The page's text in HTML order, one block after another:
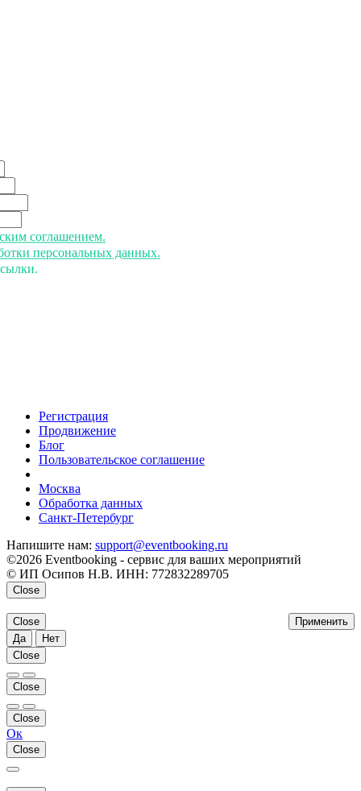
соглашением.
персональных данных.
Регистрация
Продвижение
Блог
Пользовательское соглашение
Москва
Обработка данных
Санкт-Петербург
Напишите нам: support@eventbooking.ru
©2026 Eventbooking - сервис для ваших мероприятий
© ИП Осипов Н.В. ИНН: 772832289705
Close
Применить
Close
Да
Нет
Close
Close
Close
Ок
Close